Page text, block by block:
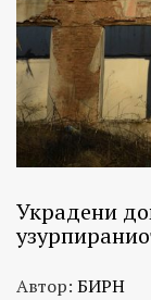
Украдени
Автор: БИРН